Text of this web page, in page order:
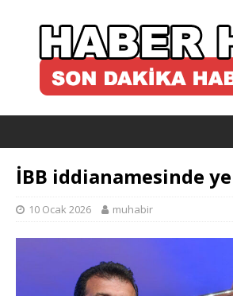
İBB iddianamesinde
10 Ocak 2026 muhabir